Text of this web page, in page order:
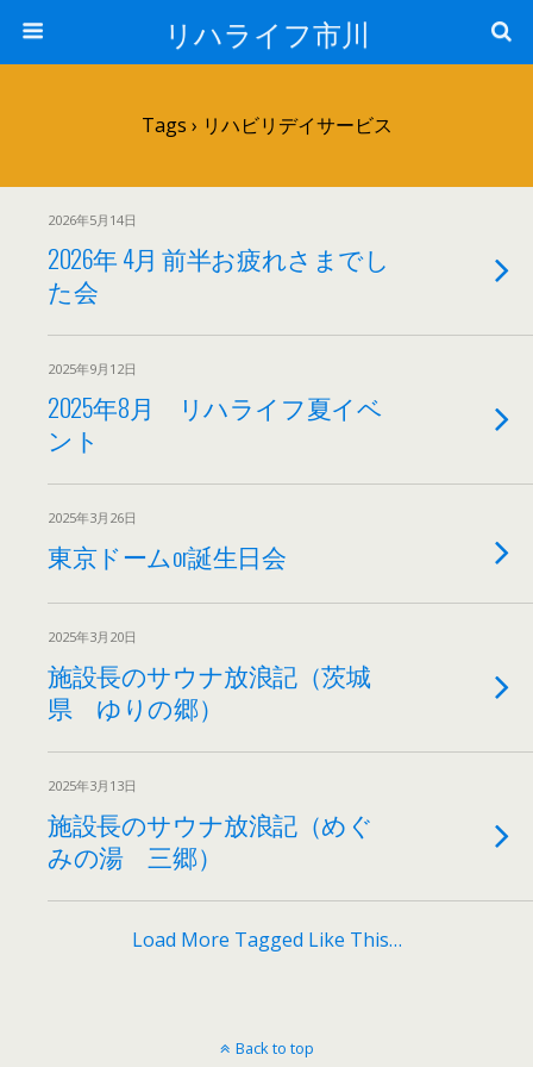
リハライフ市川
Tags › リハビリデイサービス
2026年5月14日
2026年 4月 前半お疲れさまでし
た会
2025年9月12日
2025年8月 リハライフ夏イベ
ント
2025年3月26日
東京ドームor誕生日会
2025年3月20日
施設長のサウナ放浪記（茨城
県 ゆりの郷）
2025年3月13日
施設長のサウナ放浪記（めぐ
みの湯 三郷）
Load More Tagged Like This…
Back to top